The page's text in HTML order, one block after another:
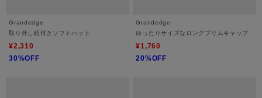
Grandedge
取り外し紐付きソフトハット
¥2,310
30%OFF
Grandedge
ゆったりサイズなロングブリムキャップ
¥1,760
20%OFF